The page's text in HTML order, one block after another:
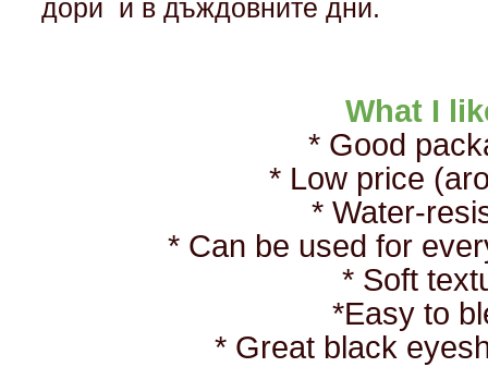
дори и в дъждовните дни.
What I
* Good
* Low price
* Water-
* Can be used for
* Soft
*Easy to
* Great black